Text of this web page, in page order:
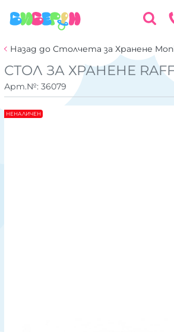
Назад до Столчета за Хранене
СТОЛ ЗА ХРАНЕНЕ
Арт.№: 36079
НЕНАЛИЧЕН